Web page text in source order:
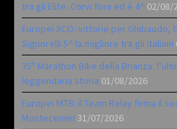
tra gli Elite. Corvi fora ed è 4^ 02/08/
Europei XCO: vittorie per Ghibaudo,
Signorelli 5^ la migliore tra gli italiani
35ª Marathon Bike della Brianza:
leggendaria storia 01/08/2026
Europei MTB: il Team Relay firma il
Monteceneri 31/07/2026